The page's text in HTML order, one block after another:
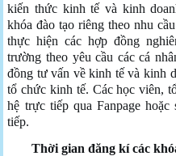
kiến thức kinh tế và kinh
khóa đào tạo riêng theo nhu
thực hiện các hợp đồng
trường theo yêu cầu các cá
đồng tư vấn về kinh tế và kinh
tổ chức kinh tế. Các học viên,
hệ trực tiếp qua Fanpage
tiếp.
Thời gian đăng kí các